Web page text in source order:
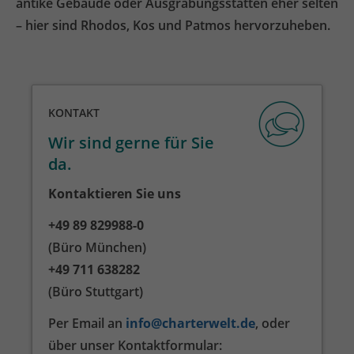
– hier sind Rhodos, Kos und Patmos hervorzuheben.
KONTAKT
Wir sind gerne für Sie
da.
Kontaktieren Sie uns
+49 89 829988-0
(Büro München)
+49 711 638282
(Büro Stuttgart)
Per Email an info@charterwelt.de, oder
über unser Kontakt­formular: